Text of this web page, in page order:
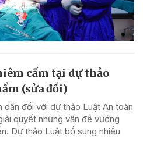
cấm tại dự thảo
(sửa đổi)
dân đối với dự thảo Luật An toàn
quyết những vấn đề vướng
Dự thảo Luật bổ sung nhiều